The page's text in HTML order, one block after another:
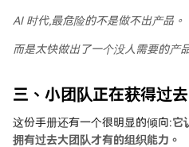
AI 时代,最危险的不是做不出产品。
而是太快做出了一个没人需要的产
三、小团队正在获得过
这份手册还有一个很明显的倾向:它
拥有过去大团队才有的组织能力。